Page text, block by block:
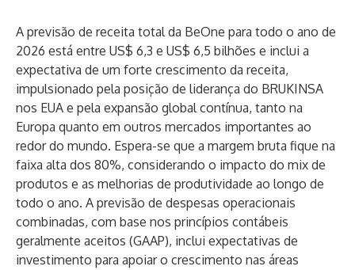
A previsão de receita total da BeOne para todo o ano de
2026 está entre US$ 6,3 e US$ 6,5 bilhões e inclui a
expectativa de um forte crescimento da receita,
impulsionado pela posição de liderança do BRUKINSA
nos EUA e pela expansão global contínua, tanto na
Europa quanto em outros mercados importantes ao
redor do mundo. Espera-se que a margem bruta fique na
faixa alta dos 80%, considerando o impacto do mix de
produtos e as melhorias de produtividade ao longo de
todo o ano. A previsão de despesas operacionais
combinadas, com base nos princípios contábeis
geralmente aceitos (GAAP), inclui expectativas de
investimento para apoiar o crescimento nas áreas